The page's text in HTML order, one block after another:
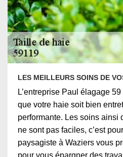
LES MEILLEURS SOINS DE
L’entreprise Paul élagage
que votre haie soit bien
performante. Les soins ainsi
ne sont pas faciles, c’est
paysagiste à Waziers vous
pour vous épargner des